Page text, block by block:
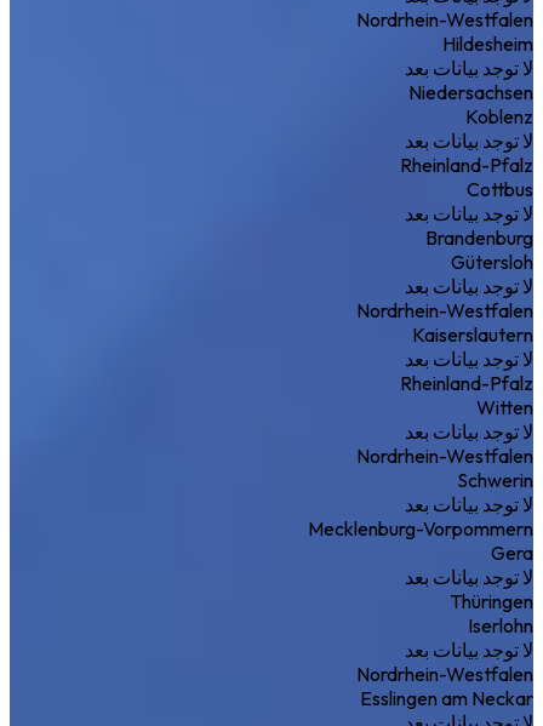
Nordrhein-Westfalen
Hildesheim
لا توجد بيانات بعد
Niedersachsen
Koblenz
لا توجد بيانات بعد
Rheinland-Pfalz
Cottbus
لا توجد بيانات بعد
Brandenburg
Gütersloh
لا توجد بيانات بعد
Nordrhein-Westfalen
Kaiserslautern
لا توجد بيانات بعد
Rheinland-Pfalz
Witten
لا توجد بيانات بعد
Nordrhein-Westfalen
Schwerin
لا توجد بيانات بعد
Mecklenburg-Vorpommern
Gera
لا توجد بيانات بعد
Thüringen
Iserlohn
لا توجد بيانات بعد
Nordrhein-Westfalen
Esslingen am Neckar